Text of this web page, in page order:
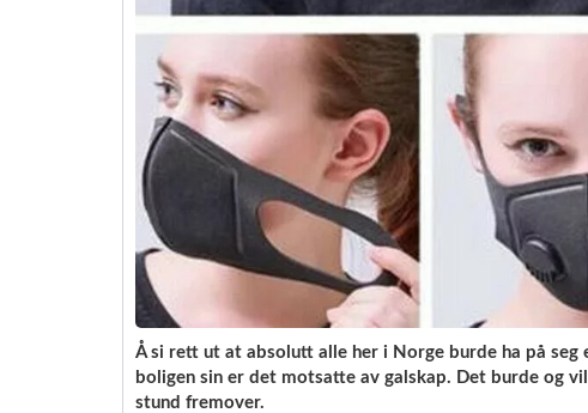
Å si rett ut at absolutt alle her i Norge burde ha på
boligen sin er det motsatte av galskap. Det burde og
stund fremover.